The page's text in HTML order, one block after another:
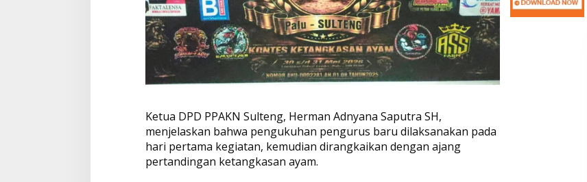
u
m
b
u
h
a
o
n
o
m
i
Ketua DPD PPAKN Sulteng, Herman Adnyana Saputra SH,
menjelaskan bahwa pengukuhan pengurus baru dilaksanakan pada
hari pertama kegiatan, kemudian dirangkaikan dengan ajang
pertandingan ketangkasan ayam.